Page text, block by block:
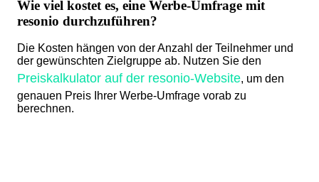
Wie viel kostet es, eine Werbe-Umfrage mit
resonio durchzuführen?
Die Kosten hängen von der Anzahl der Teilnehmer und
der gewünschten Zielgruppe ab. Nutzen Sie den
Preiskalkulator auf der resonio-Website, um den
genauen Preis Ihrer Werbe-Umfrage vorab zu
berechnen.